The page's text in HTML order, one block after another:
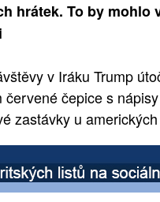
hrátek. To by mohlo
v Iráku Trump
čepice s
zastávky u